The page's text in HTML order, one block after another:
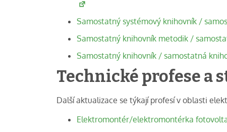
Samostatný systémový knihovník /
Samostatný knihovník metodik /
Samostatný knihovník / samostatná
Technické profese a
Další aktualizace se týkají profesí v oblasti
Elektromontér/elektromontérka